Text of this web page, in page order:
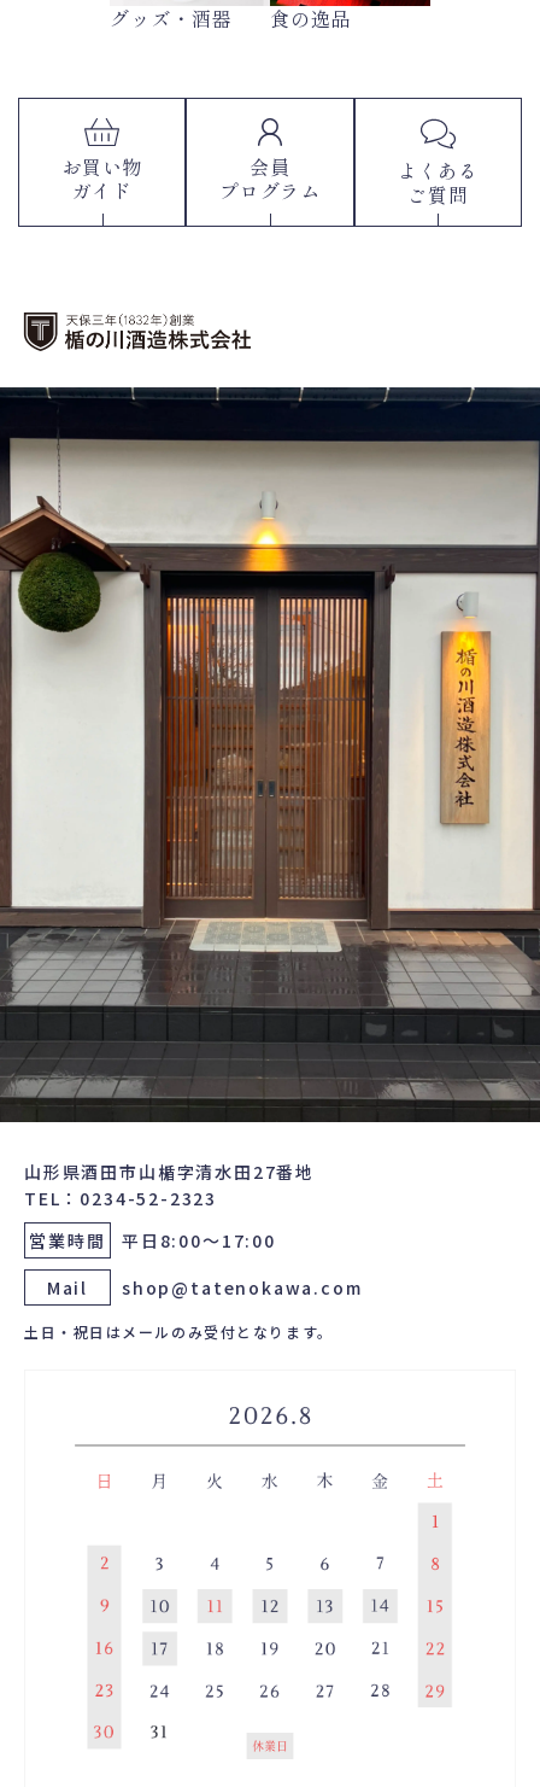
グッズ・酒器 食の逸品
お買い物
ガイド
会員
プログラム
よくある
ご質問
山形県酒田市山楯字清水田27番地
TEL：0234-52-2323
営業時間
平日8:00～17:00
Mail
shop@tatenokawa.com
土日・祝日はメールのみ受付となります。